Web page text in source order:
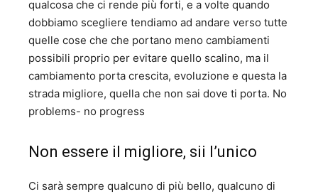
qualcosa che ci rende più forti, e a volte quando
dobbiamo scegliere tendiamo ad andare verso tutte
quelle cose che che portano meno cambiamenti
possibili proprio per evitare quello scalino, ma il
cambiamento porta crescita, evoluzione e questa la
strada migliore, quella che non sai dove ti porta. No
problems- no progress
Non essere il migliore, sii l’unico
Ci sarà sempre qualcuno di più bello, qualcuno di